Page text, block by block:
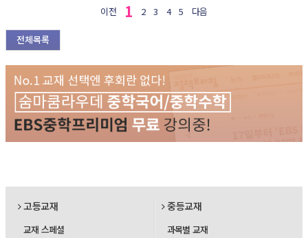
이전 1 2 3 4 5 다음
전체목록
고등교재
교재 스페셜
중등교재
과목별 교재